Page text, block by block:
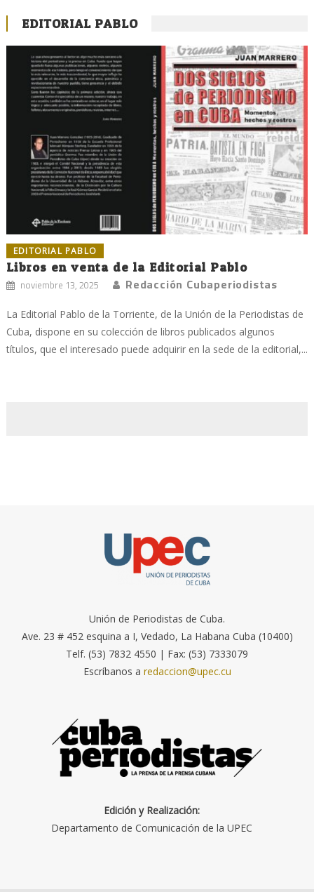
EDITORIAL PABLO
EDITORIAL PABLO
Libros en venta de la Editorial Pablo
noviembre 13, 2025 Redacción Cubaperiodistas
La Editorial Pablo de la Torriente, de la Unión de la Periodistas de
Cuba, dispone en su colección de libros publicados algunos
títulos, que el interesado puede adquirir en la sede de la editorial,...
Unión de Periodistas de Cuba.
Ave. 23 # 452 esquina a I, Vedado, La Habana Cuba (10400)
Telf. (53) 7832 4550 | Fax: (53) 7333079
Escríbanos a redaccion@upec.cu
Edición y Realización:
Departamento de Comunicación de la UPEC